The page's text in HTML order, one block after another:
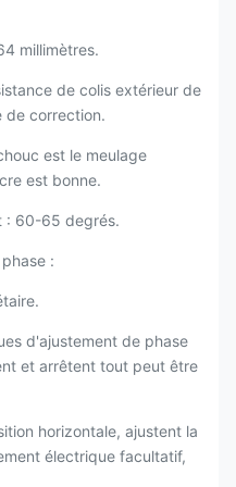
millimètres.
de colis extérieur de
de correction.
est le meulage
est bonne.
: 60-65 degrés.
:
d'ajustement de phase
et arrêtent tout peut être
horizontale, ajustent la
électrique facultatif,